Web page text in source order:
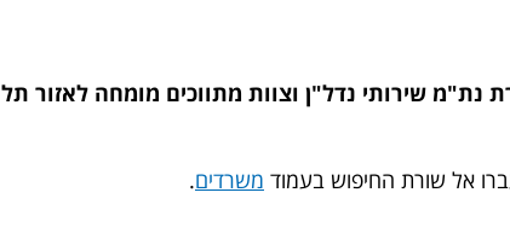
שירותי נדל"ן וצוות מתווכים מומחה לאזור תל
אל שורת החיפוש בעמוד משרדים.